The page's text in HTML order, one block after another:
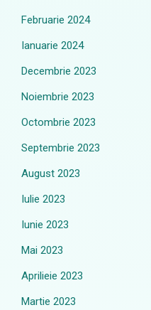
Februarie 2024
Ianuarie 2024
Decembrie 2023
Noiembrie 2023
Octombrie 2023
Septembrie 2023
August 2023
Iulie 2023
Iunie 2023
Mai 2023
Aprilieie 2023
Martie 2023